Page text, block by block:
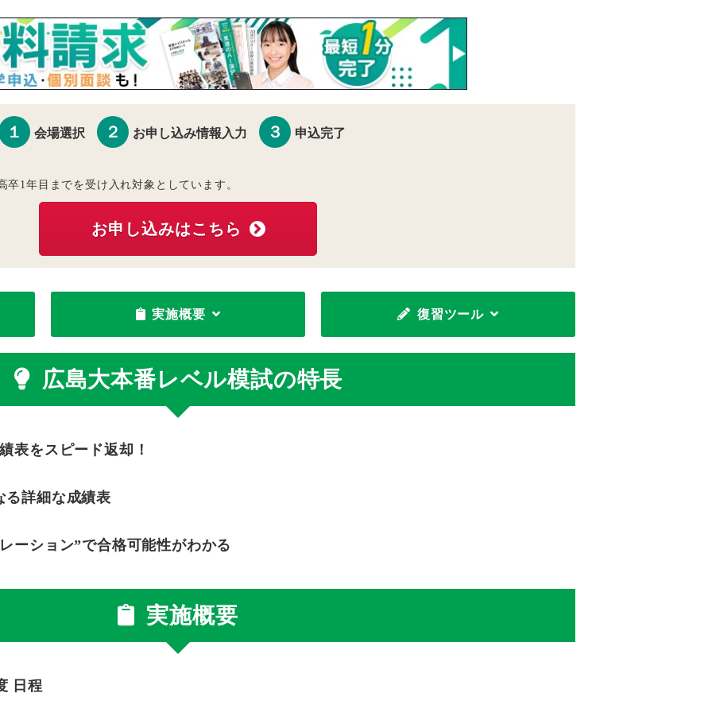
１ 会場選択 ２ お申し込み情報入力 ３ 申込完了
1年目までを受け入れ対象としています。
お申し込みはこちら
実施概要 復習ツール
広島大本番レベル模試の特長
表をスピード返却！
る詳細な成績表
ーション”で合格可能性がわかる
実施概要
日程